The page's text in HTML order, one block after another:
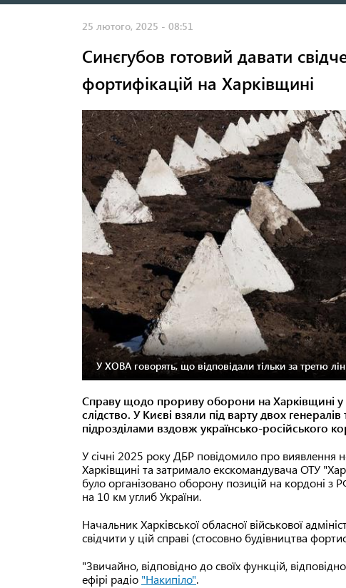
25 лютого, 2025 - 08:51
Синєгубов готовий давати
фортифікацій на Харківщині
У ХОВА говорять, що відповідали тільки за третю
Справу щодо прориву оборони на Харківщині
слідство. У Києві взяли під варту двох
підрозділами вздовж українсько-російського
У січні 2025 року ДБР повідомило про виявлення
Харківщині та затримало екскомандувача ОТУ
було організовано оборону позицій на кордоні
на 10 км углиб України.
Начальник Харківської обласної військової
свідчити у цій справі (стосовно будівництва
"Звичайно, відповідно до своїх функцій,
ефірі радіо "Накипіло".